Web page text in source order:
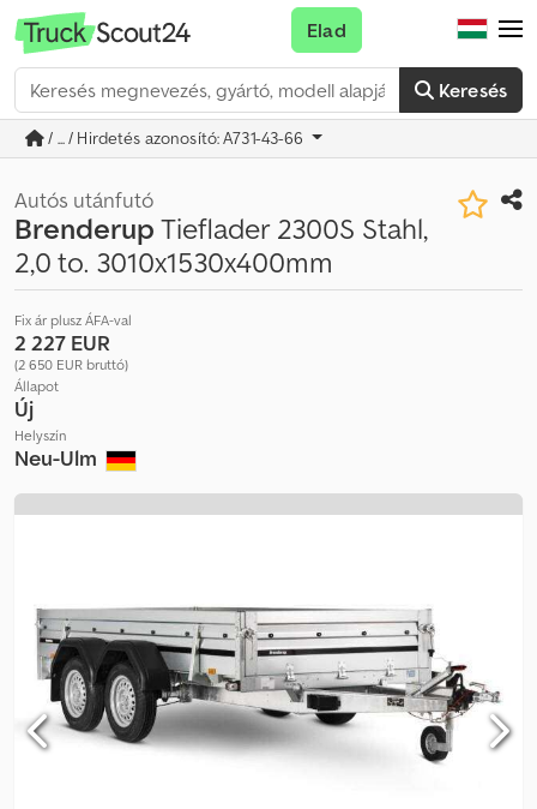
Keresés
Elad
/ ... / Hirdetés azonosító: A731-43-66
Autós utánfutó
BrenderupTieflader 2300S Stahl,
2,0 to. 3010x1530x400mm
Fix ár plusz ÁFA-val
2 227 EUR
(2 650 EUR bruttó)
Állapot
Új
Helyszín
Neu-Ulm